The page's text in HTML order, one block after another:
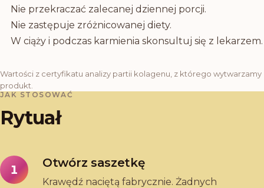
Nie przekraczać zalecanej dziennej porcji.
Nie zastępuje zróżnicowanej diety.
W ciąży i podczas karmienia skonsultuj się z lekarzem.
Wartości z certyfikatu analizy partii kolagenu, z którego wytwarzamy
produkt.
JAK STOSOWAĆ
Rytuał
1 Otwórz saszetkę
Krawędź naciętą fabrycznie. Żadnych